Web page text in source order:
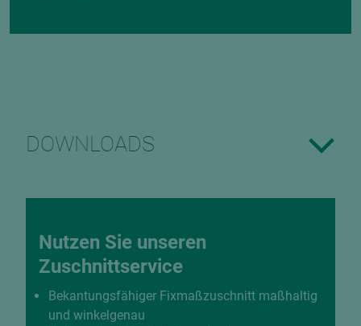
DOWNLOADS
Nutzen Sie unseren
Zuschnittservice
Bekantungsfähiger Fixmaßzuschnitt maßhaltig
und winkelgenau